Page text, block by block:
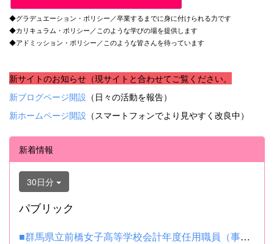
◆グラデュエーション・ポリシー／卒業するまでに身に付けられる力です
◆カリキュラム・ポリシー／このような学びの場を提供します
◆アドミッション・ポリシー／このような皆さんを待っています
新サイトのお知らせ（現サイトと合わせてご覧ください。
新ブログページ開設 （日々の活動を報告）
新ホームページ開設 （スマートフォンでより見やすく改良中）
新着情報
30日分
パブリック
■群馬県立前橋女子高等学校会計年度任用職員（事務補助職）の募集...